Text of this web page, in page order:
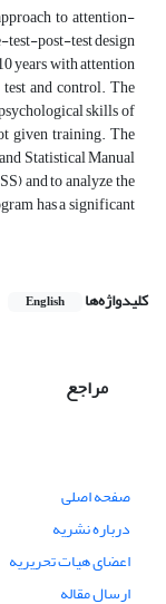
to attention-
post-test design
years with attention
and control. The
skills of
given training. The
Statistical Manual
and to analyze the
has a significant
کلیدواژه‌ها English
مراجع
صفحه اصلی
درباره نشریه
اعضای هیات تحریریه
ارسال مقاله